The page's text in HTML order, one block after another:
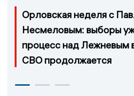
Орловская неделя с
Несмеловым: выборы
процесс над Лежневым
СВО продолжается